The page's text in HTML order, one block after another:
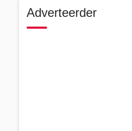
Adverteerder